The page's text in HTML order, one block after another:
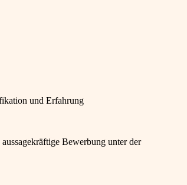
und Erfahrung
Bewerbung unter der